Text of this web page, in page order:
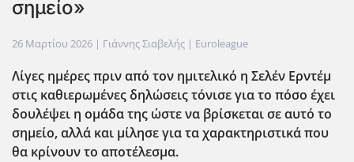
σημείο»
26 Μαρτίου 2026 | Γιάννης Σιαβελής | Euroleague
Λίγες ημέρες πριν από τον ημιτελικό η Σελέν Ερντέμ
στις καθιερωμένες δηλώσεις τόνισε για το πόσο έχει
δουλέψει η ομάδα της ώστε να βρίσκεται σε αυτό το
σημείο, αλλά και μίλησε για τα χαρακτηριστικά που
θα κρίνουν το αποτέλεσμα.